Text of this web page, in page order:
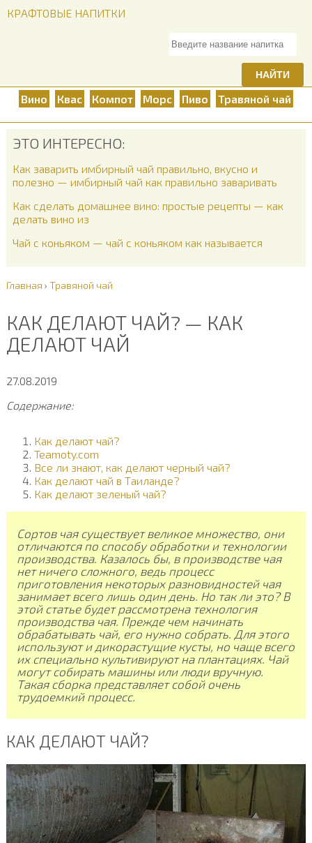
КРАФТОВЫЕ НАПИТКИ
НАЙТИ
Вино Квас Компот Морс Пиво Травяной чай
ЭТО ИНТЕРЕСНО:
Как заварить имбирный чай правильно, вкусно и
полезно — имбирный чай как правильно заваривать
Как сделать домашнее вино: простые рецепты — как
делать вино из
Чай с коньяком — чай с коньяком как называется
Главная › Травяной чай
КАК ДЕЛАЮТ ЧАЙ? — КАК
ДЕЛАЮТ ЧАЙ
27.08.2019
Содержание:
Как делают чай?
Teamoty.com
Все ли знают, как делают черный чай?
Как делают чай в Таиланде?
Как делают зеленый чай?
Сортов чая существует великое множество, они
отличаются по способу обработки и технологии
производства. Казалось бы, в производстве чая
нет ничего сложного, ведь процесс
приготовления некоторых разновидностей чая
занимает всего лишь один день. Но так ли это? В
этой статье будет рассмотрена технология
производства чая. Прежде чем начинать
обрабатывать чай, его нужно собрать. Для этого
используют и дикорастущие кусты, но чаще всего
их специально культивируют на плантациях. Чай
могут собирать машины или люди вручную.
Такая сборка представляет собой очень
трудоемкий процесс.
КАК ДЕЛАЮТ ЧАЙ?